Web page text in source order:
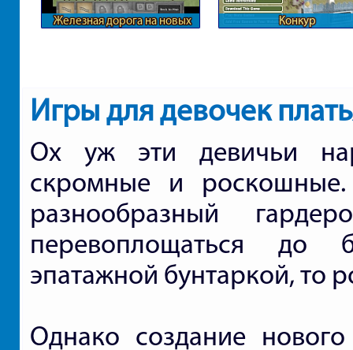
Железная дорога на новых
Конкур
Игры для девочек
Ох уж эти девичьи
скромные и
разнообразный
перевоплощаться до
эпатажной бунтаркой, то
Однако создание